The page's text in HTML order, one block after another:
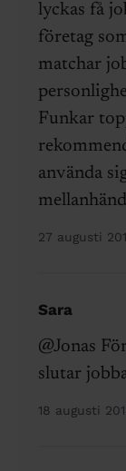
lyckas få
företag
matchar
Funkar
använda
27 augusti
Sara
@Jonas
slutar
18 augusti